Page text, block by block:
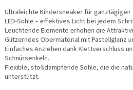
Ultraleichte Kindersneaker für
LED-Sohle – effektives Licht bei jedem
Leuchtende Elemente erhöhen die
Glitzerndes Obermaterial mit Pastellglanz
Einfaches Anziehen dank Klettverschluss
Schnürsenkeln.
Flexible, stoßdämpfende Sohle, die die
unterstützt.